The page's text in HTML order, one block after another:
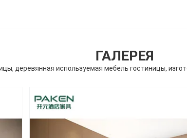
ГАЛЕРЕЯ
деревянная используемая мебель гостиницы,